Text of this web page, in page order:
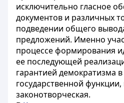
исключительно гласное
документов и различных
подведении общего
предложений. Именно
процессе формирования
ее последующей
гарантией демократизма
государственной функции,
законотворческая.